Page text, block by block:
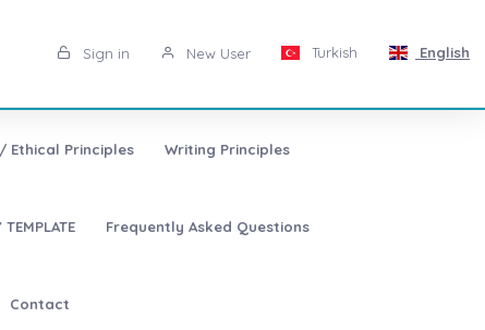
Sign in New User Turkish English
Ethical Principles Writing Principles
Frequently Asked Questions
Contact